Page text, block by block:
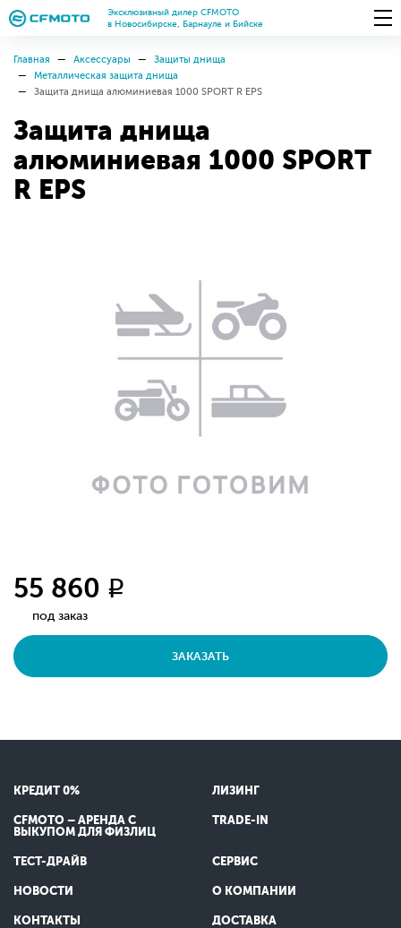
Эксклюзивный дилер CFMOTO
в Новосибирске, Барнауле и Бийске
Главная Аксессуары
Защиты днища
Металлическая защита днища
Защита днища алюминиевая 1000 SPORT R EPS
Защита днища
алюминиевая 1000 SPORT
R EPS
55 860 q
под заказ
ЗАКАЗАТЬ
КРЕДИТ 0% ЛИЗИНГ
CFMOTO – АРЕНДА С
ВЫКУПОМ ДЛЯ ФИЗЛИЦ
TRADE-IN
ТЕСТ-ДРАЙВ СЕРВИС
НОВОСТИ О КОМПАНИИ
КОНТАКТЫ ДОСТАВКА